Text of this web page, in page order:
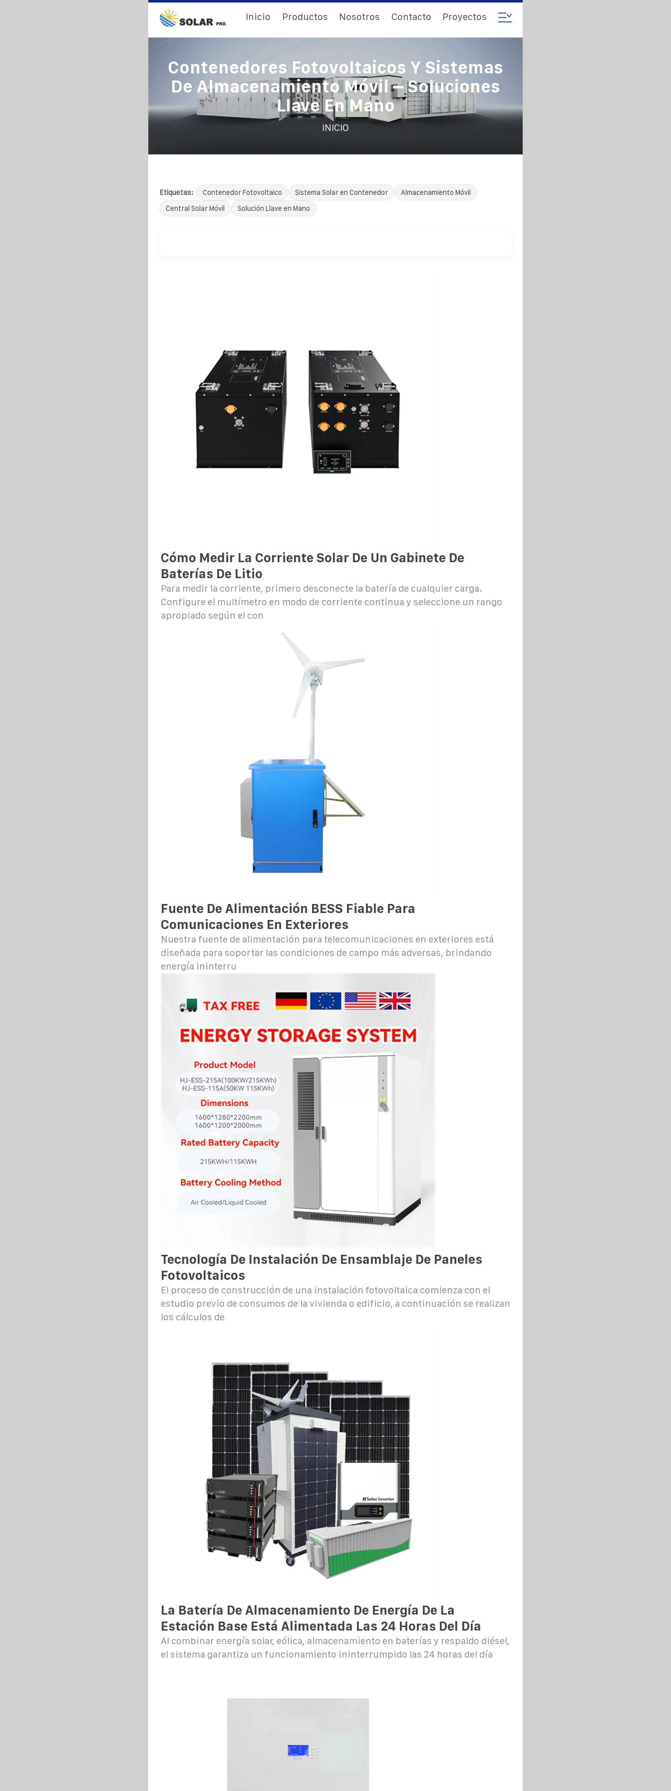
Inicio Productos Nosotros Contacto Proyectos
Contenedores Fotovoltaicos Y Sistemas
De Almacenamiento Móvil – Soluciones
Llave En Mano
INICIO
Etiquetas: Contenedor Fotovoltaico Sistema Solar en Contenedor
Almacenamiento Móvil
Central Solar Móvil
Solución Llave en Mano
Cómo Medir La Corriente Solar De Un Gabinete De
Baterías De Litio
Para medir la corriente, primero desconecte la batería de cualquier carga.
Configure el multímetro en modo de corriente continua y seleccione un rango
apropiado según el con
Fuente De Alimentación BESS Fiable Para
Comunicaciones En Exteriores
Nuestra fuente de alimentación para telecomunicaciones en exteriores está
diseñada para soportar las condiciones de campo más adversas, brindando
energía ininterru
Tecnología De Instalación De Ensamblaje De Paneles
Fotovoltaicos
El proceso de construcción de una instalación fotovoltaica comienza con el
estudio previo de consumos de la vivienda o edificio, a continuación se realizan
los cálculos de
La Batería De Almacenamiento De Energía De La
Estación Base Está Alimentada Las 24 Horas Del Día
Al combinar energía solar, eólica, almacenamiento en baterías y respaldo diésel,
el sistema garantiza un funcionamiento ininterrumpido las 24 horas del día